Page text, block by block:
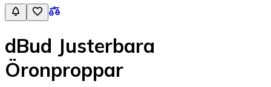
dBud Justerbara
Öronproppar